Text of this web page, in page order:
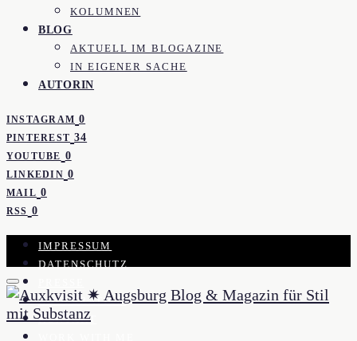
KOLUMNEN
BLOG
AKTUELL IM BLOGAZINE
IN EIGENER SACHE
AUTORIN
INSTAGRAM 0
PINTEREST 34
YOUTUBE 0
LINKEDIN 0
MAIL 0
RSS 0
IMPRESSUM
DATENSCHUTZ
KOOPERATION
KONTAKT